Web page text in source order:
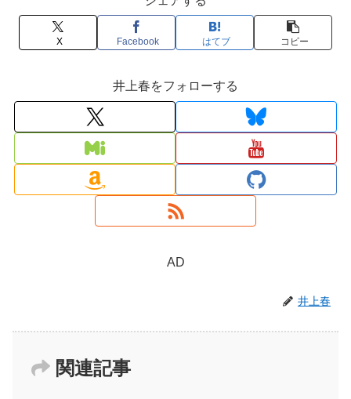
X Facebook はてブ コピー
井上春をフォローする
AD
井上春
関連記事